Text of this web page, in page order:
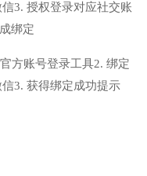
信3. 授权登录对应社交账
绑定
方账号登录工具2. 绑定
信3. 获得绑定成功提示